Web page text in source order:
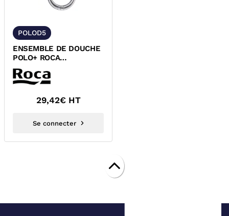
POLOD5
ENSEMBLE DE DOUCHE
POLO+ ROCA
A5B3D64C00
29,42€ HT
Se connecter